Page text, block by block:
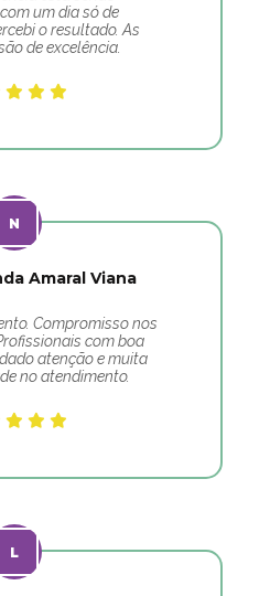
um dia só de
o resultado. As
de excelência.
Amaral Viana
Compromisso nos
com boa
atenção e muita
no atendimento.